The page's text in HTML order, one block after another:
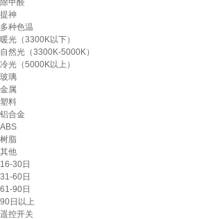
除甲醛
提神
多种色温
暖光（3300K以下）
自然光（3300K-5000K）
冷光（5000K以上）
玻璃
金属
塑料
铝合金
ABS
树脂
其他
16-30日
31-60日
61-90日
90日以上
遥控开关